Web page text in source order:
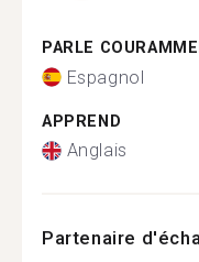
PARLE
Espagnol
APPREND
Anglais
Partenaire